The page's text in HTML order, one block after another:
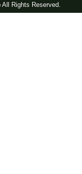
Rights Reserved.